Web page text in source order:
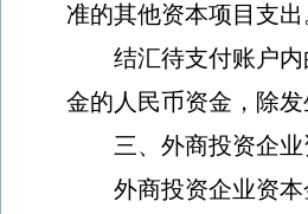
准的其他资本项目支出
结汇待支付账户
金的人民币资金，除
三、外商投资企
外商投资企业资